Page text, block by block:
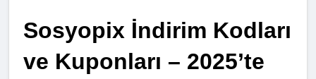
Sosyopix İndirim Kodları
ve Kuponları – 2025’te